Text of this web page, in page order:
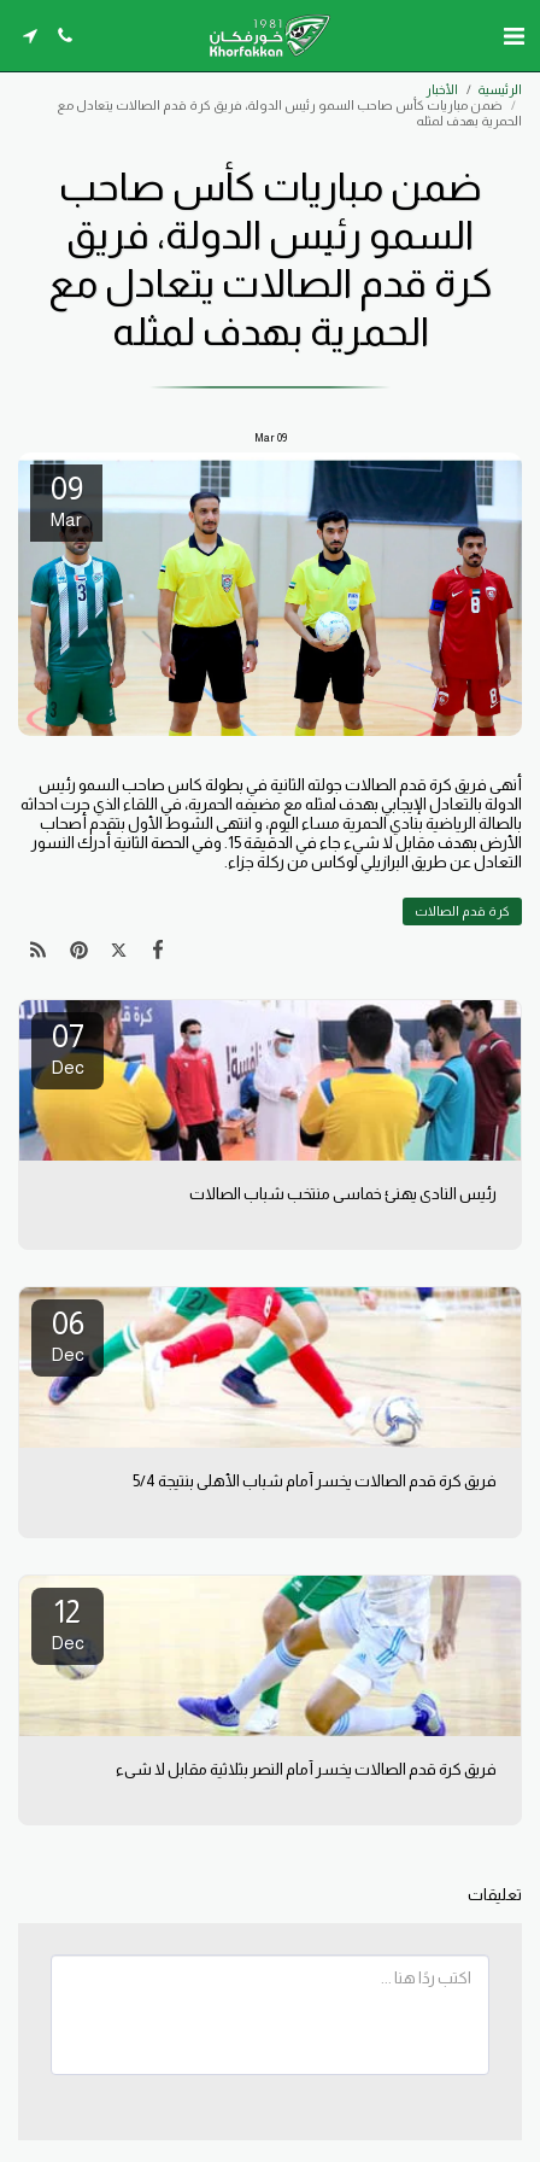
الرئيسية
الأخبار
ضمن مباريات كأس صاحب السمو رئيس الدولة، فريق كرة قدم الصالات يتعادل مع
الحمرية بهدف لمثله
ضمن مباريات كأس صاحب
السمو رئيس الدولة، فريق
كرة قدم الصالات يتعادل مع
الحمرية بهدف لمثله
09
Mar
09
Mar
أنهى فريق كرة قدم الصالات جولته الثانية في بطولة كاس صاحب السمو رئيس
الدولة بالتعادل الإيجابي بهدف لمثله مع مضيفه الحمرية، في اللقاء الذي جرت احداثه
بالصالة الرياضية بنادي الحمرية مساء اليوم، و انتهى الشوط الأول بتقدم أصحاب
الأرض بهدف مقابل لا شيء جاء في الدقيقة 15. وفي الحصة الثانية أدرك النسور
التعادل عن طريق البرازيلي لوكاس من ركلة جزاء.
كرة قدم الصالات
07
Dec
رئيس النادي يهنئ خماسي منتخب شباب الصالات
06
Dec
فريق كرة قدم الصالات يخسر أمام شباب الأهلي بنتيجة 5/4
12
Dec
فريق كرة قدم الصالات يخسر أمام النصر بثلاثية مقابل لا شيء
تعليقات